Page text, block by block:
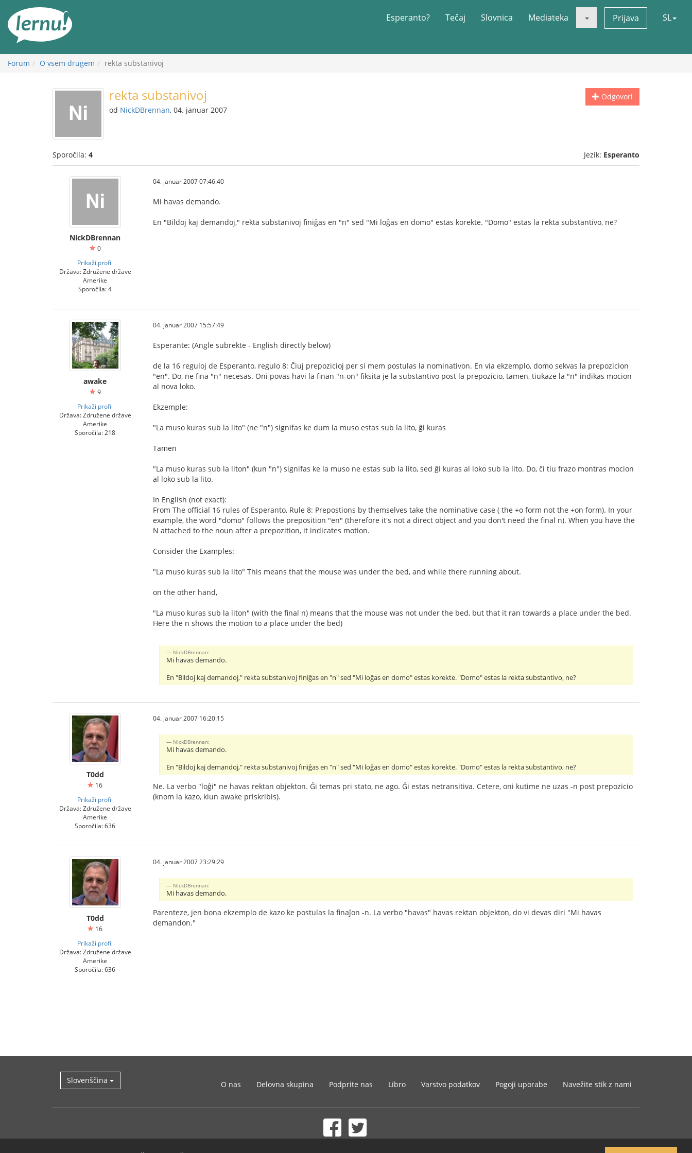
vsebini
Esperanto? Tečaj Slovnica Mediateka Prijava SL
Forum O vsem drugem rekta substanivoj
Odgovori
rekta substanivoj
od NickDBrennan, 04. januar 2007
Sporočila: 4 Jezik: Esperanto
NickDBrennan
0
Prikaži profil
Država: Združene države
Amerike
Sporočila: 4
04. januar 2007 07:46:40
Mi havas demando.
En "Bildoj kaj demandoj," rekta substanivoj finiĝas en "n" sed "Mi loĝas en domo" estas korekte. "Domo" estas la rekta substantivo, ne?
awake
9
Prikaži profil
Država: Združene države
Amerike
Sporočila: 218
04. januar 2007 15:57:49
Esperante: (Angle subrekte - English directly below)
de la 16 reguloj de Esperanto, regulo 8: Ĉiuj prepozicioj per si mem postulas la nominativon. En via ekzemplo, domo sekvas la prepozicion
"en". Do, ne fina "n" necesas. Oni povas havi la finan "n-on" fiksita je la substantivo post la prepozicio, tamen, tiukaze la "n" indikas mocion
al nova loko.
Ekzemple:
"La muso kuras sub la lito" (ne "n") signifas ke dum la muso estas sub la lito, ĝi kuras
Tamen
"La muso kuras sub la liton" (kun "n") signifas ke la muso ne estas sub la lito, sed ĝi kuras al loko sub la lito. Do, ĉi tiu frazo montras mocion
al loko sub la lito.
In English (not exact):
From The official 16 rules of Esperanto, Rule 8: Prepostions by themselves take the nominative case ( the +o form not the +on form). In your
example, the word "domo" follows the preposition "en" (therefore it's not a direct object and you don't need the final n). When you have the
N attached to the noun after a prepozition, it indicates motion.
Consider the Examples:
"La muso kuras sub la lito" This means that the mouse was under the bed, and while there running about.
on the other hand,
"La muso kuras sub la liton" (with the final n) means that the mouse was not under the bed, but that it ran towards a place under the bed.
Here the n shows the motion to a place under the bed)
NickDBrennan:
Mi havas demando.
En "Bildoj kaj demandoj," rekta substanivoj finiĝas en "n" sed "Mi loĝas en domo" estas korekte. "Domo" estas la rekta substantivo, ne?
T0dd
16
Prikaži profil
Država: Združene države
Amerike
Sporočila: 636
04. januar 2007 16:20:15
NickDBrennan:
Mi havas demando.
En "Bildoj kaj demandoj," rekta substanivoj finiĝas en "n" sed "Mi loĝas en domo" estas korekte. "Domo" estas la rekta substantivo, ne?
Ne. La verbo "loĝi" ne havas rektan objekton. Ĝi temas pri stato, ne ago. Ĝi estas netransitiva. Cetere, oni kutime ne uzas -n post prepozicio
(knom la kazo, kiun awake priskribis).
T0dd
16
Prikaži profil
Država: Združene države
Amerike
Sporočila: 636
04. januar 2007 23:29:29
NickDBrennan:
Mi havas demando.
Parenteze, jen bona ekzemplo de kazo ke postulas la finaĵon -n. La verbo "havas" havas rektan objekton, do vi devas diri "Mi havas
demandon."
Slovenščina O nas Delovna skupina Podprite nas Libro Varstvo podatkov Pogoji uporabe Navežite stik z nami